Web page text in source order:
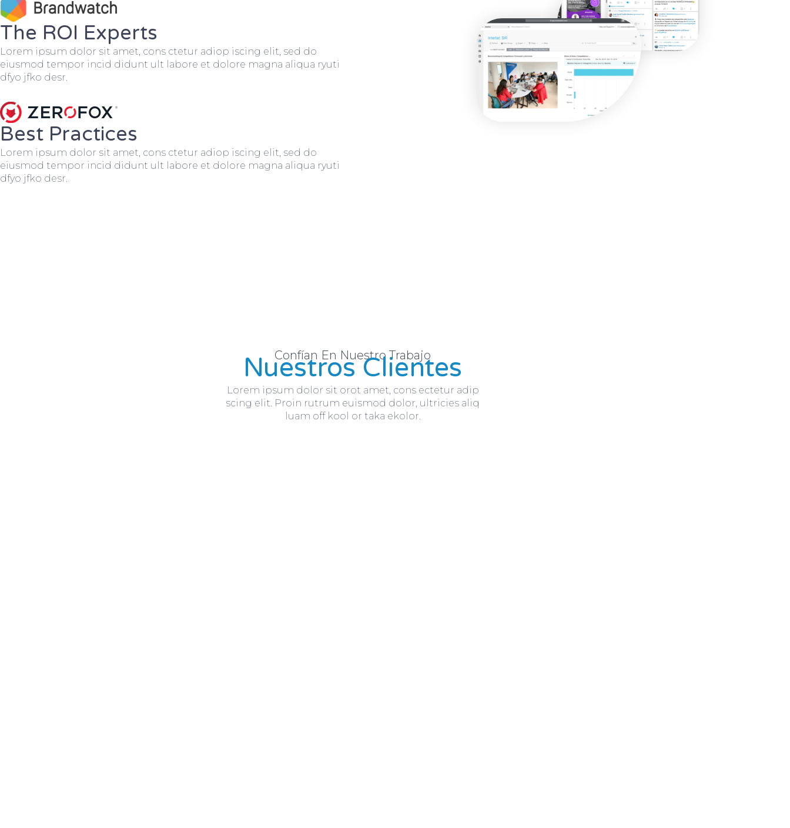
The ROI Experts
Lorem ipsum dolor sit amet, cons ctetur adiop iscing elit, sed do
eiusmod tempor incid didunt ult labore et dolore magna aliqua ryuti
dfyo jfko desr.
Best Practices
Lorem ipsum dolor sit amet, cons ctetur adiop iscing elit, sed do
eiusmod tempor incid didunt ult labore et dolore magna aliqua ryuti
dfyo jfko desr.
Confían En Nuestro Trabajo
Nuestros Clientes
Lorem ipsum dolor sit orot amet, cons ectetur adip
scing elit. Proin rutrum euismod dolor, ultricies aliq
luam off kool or taka ekolor.